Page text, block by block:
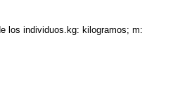
los individuos.kg: kilogramos; m: